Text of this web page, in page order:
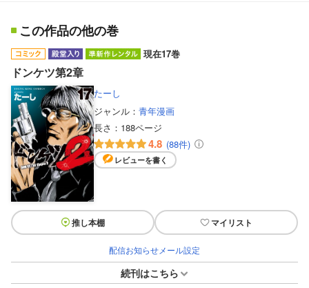
この作品の他の巻
現在17巻
ドンケツ第2章
たーし
ジャンル： 青年漫画
長さ： 188ページ
4.8 (88件)
レビューを書く
推し本棚 マイリスト
配信お知らせメール設定
続刊はこちら